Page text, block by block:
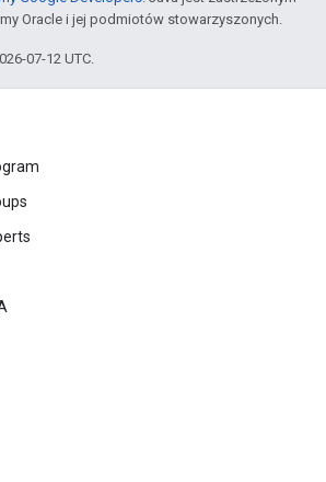
Oracle i jej podmiotów stowarzyszonych.
07-12 UTC.